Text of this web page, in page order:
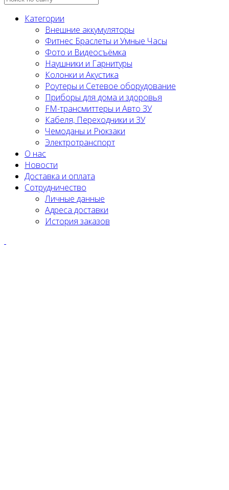
Категории
Внешние аккумуляторы
Фитнес Браслеты и Умные Часы
Фото и Видеосъёмка
Наушники и Гарнитуры
Колонки и Акустика
Роутеры и Сетевое оборудование
Приборы для дома и здоровья
FM-трансмиттеры и Авто ЗУ
Кабеля, Переходники и ЗУ
Чемоданы и Рюкзаки
Электротранспорт
О нас
Новости
Доставка и оплата
Сотрудничество
Личные данные
Адреса доставки
История заказов